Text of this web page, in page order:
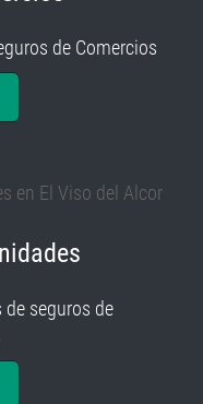
de Comercios
de seguros de